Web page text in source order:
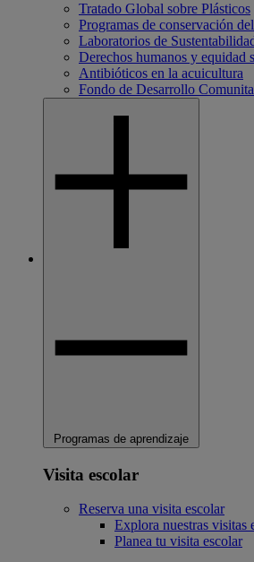
Tratado Global sobre Plásticos
Programas de conservación
Laboratorios de
Derechos humanos y equidad
Antibióticos en la acuicultura
Fondo de Desarrollo
Programas de aprendizaje
Visita escolar
Reserva una visita escolar
Explora nuestras visitas
Planea tu visita escolar